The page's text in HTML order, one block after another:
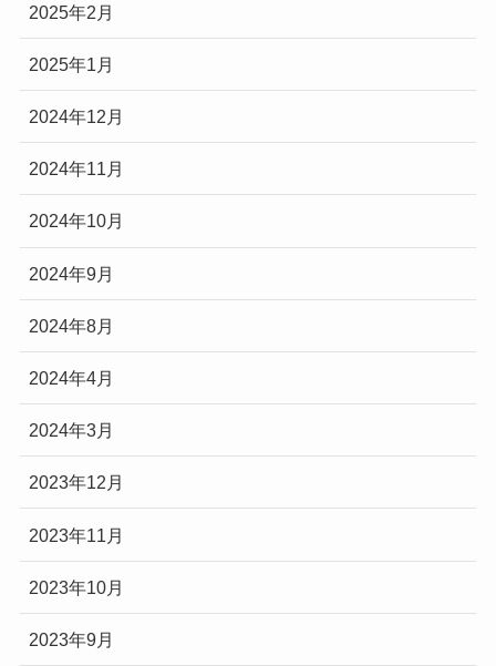
2025年2月
2025年1月
2024年12月
2024年11月
2024年10月
2024年9月
2024年8月
2024年4月
2024年3月
2023年12月
2023年11月
2023年10月
2023年9月